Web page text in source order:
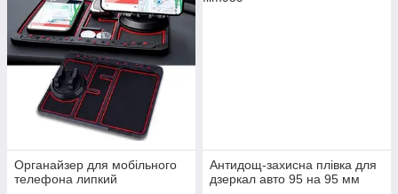
Органайзер для мобільного
телефона липкий
Антидощ-захисна плівка для
дзеркал авто 95 на 95 мм